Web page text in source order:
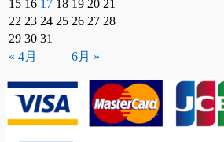
« 4月 6月 »
15 16 17 18 19 20 21
22 23 24 25 26 27 28
29 30 31